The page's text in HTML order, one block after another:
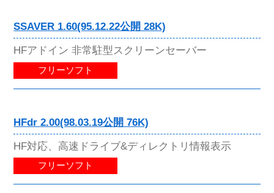
SSAVER 1.60(95.12.22公開 28K)
HFアドイン 非常駐型スクリーンセーバー
フリーソフト
HFdr 2.00(98.03.19公開 76K)
HF対応、高速ドライブ&ディレクトリ情報表示
フリーソフト